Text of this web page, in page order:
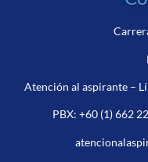
Atención al aspirante –
PBX: +60 (1) 662